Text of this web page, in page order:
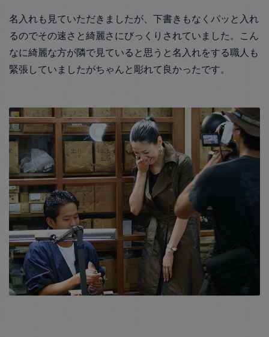
名入れも見ていただきましたが、下書きもなくパッと入れ
るのでその速さと綺麗さにびっくりされていました。こん
なに綺麗な方が隣で見ていると思うと名入れをする職人も
緊張していましたがちゃんと彫れて良かったです。